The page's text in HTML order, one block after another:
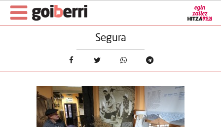
Segura